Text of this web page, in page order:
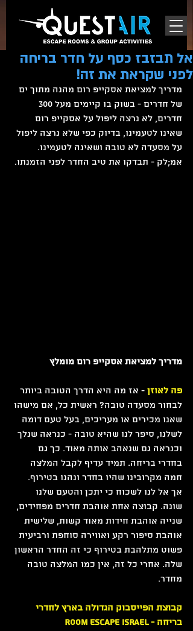
אל תבזבז כסף על חדר בריחה
לפני שקראת את זה!
מדריך למציאת אסקייפ רום מהנה מתוך ים
חדרים, לא נרצה ליפול על אסקייפ רום
שאינו לטעמינו, בדיוק כפי שלא נרצה ליפול
על מסעדה לא טובה ושאינה לטעמינו.
אמ;לק - תבדקו את טיב החדר לפני הזמנתו.
מדריך למציאת אסקייפ רום מומלץ
פה לאוזן - אז מה היא הדרך הטובה ביותר
לבחור מסעדה טובה? ראשית כל, אם מישהו
שאנו מכירים או מעריכים, בעל טעם דומה
לשלנו, סיפר לנו שהיא טובה - כנראה שנלך
וכנראה גם שנאהב אותה מאוד. כך גם
בחדרי בריחה. תמיד עדיף לקבל המלצה
חמה מקרובינו שהיו בחדר ונהנו בטירוף.
אך אל לנו לשכוח כי יתכן והטעם שלנו
שונה. קבוצה אחת אוהבת חדרים מפחידים,
שנייה אוהבת חידות מאוד קשות, שלישית
אוהבת סיפור רקע ואווירה סוחפת ורביעית
פשוט מתלהבת בטירוף כי זה החדר הראשון
שלה. אחרי כל זה, אין כמו המלצה טובה
מחדר.
קבוצת הפייסבוק הגדולה בארץ לחדרי
בריחה - Room escape israel